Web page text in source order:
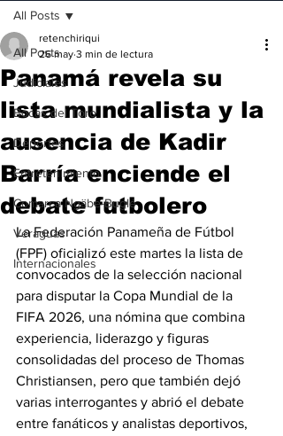
All Posts
Judiciales
Bocas del Toro
Deportes
Entretenimiento
Comarca Ngäbe-Buglé
Veraguas
Internacionales
All Posts
Panamá revela su
lista mundialista y la
ausencia de Kadir
Barría enciende el
debate futbolero
retenchiriqui
26 may 3 min de lectura
La Federación Panameña de Fútbol
(FPF) oficializó este martes la lista de
convocados de la selección nacional
para disputar la Copa Mundial de la
FIFA 2026, una nómina que combina
experiencia, liderazgo y figuras
consolidadas del proceso de Thomas
Christiansen, pero que también dejó
varias interrogantes y abrió el debate
entre fanáticos y analistas deportivos,